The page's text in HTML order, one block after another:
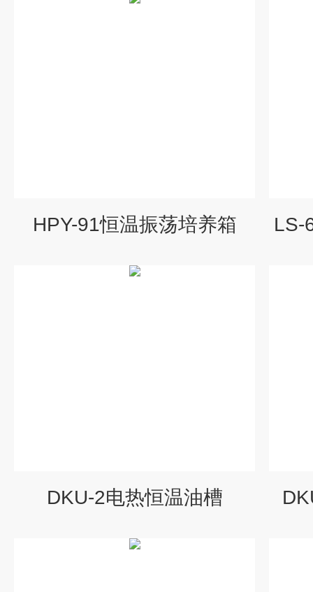
HPY-91恒温振荡培养箱 LS-
DKU-2电热恒温油槽